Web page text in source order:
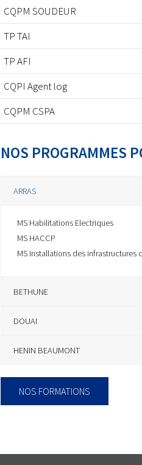
CQPM SOUDEUR
TP TAI
TP AFI
CQPI Agent log
CQPM CSPA
NOS PROGRAMMES
ARRAS
MS Habilitations Electriques
MS HACCP
MS Installations des
BETHUNE
DOUAI
HENIN BEAUMONT
NOS FORMATIONS